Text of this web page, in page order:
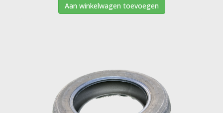
Aan winkelwagen toevoegen